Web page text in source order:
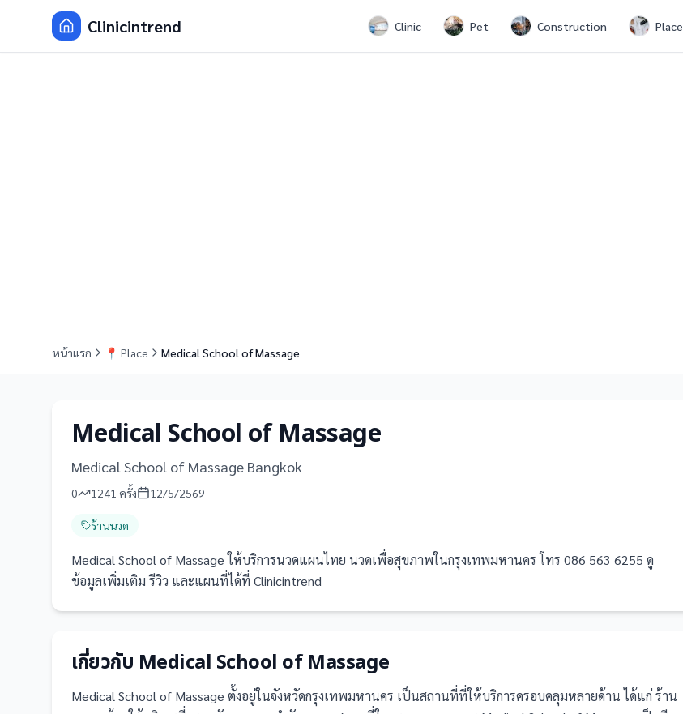
Clinicintrend Clinic Pet Construction Place
หน้าแรก 📍 Place Medical School of Massage
Medical School of Massage
Medical School of Massage Bangkok
0 1241 ครั้ง 12/5/2569
ร้านนวด
Medical School of Massage ให้บริการนวดแผนไทย นวดเพื่อสุขภาพในกรุงเทพมหานคร โทร 086 563 6255 ดู
ข้อมูลเพิ่มเติม รีวิว และแผนที่ได้ที่ Clinicintrend
เกี่ยวกับ Medical School of Massage
Medical School of Massage ตั้งอยู่ในจังหวัดกรุงเทพมหานคร เป็นสถานที่ที่ให้บริการครอบคลุมหลายด้าน ได้แก่ ร้าน